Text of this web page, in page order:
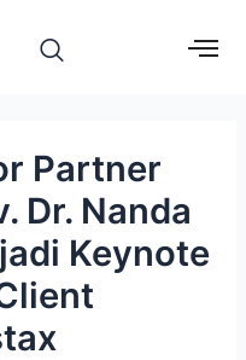
Partner
Dr. Nanda
Keynote